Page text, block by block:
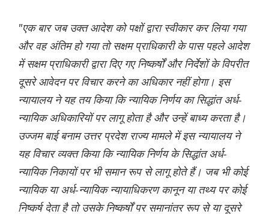
"एक बार जब उक्त आदेश को पक्षों द्वारा स्वीकार कर लिया गया
और वह अंतिम हो गया तो सक्षम प्राधिकारी के पास पहले आदेश
में सक्षम प्राधिकारी द्वारा दिए गए निष्कर्षों और निर्देशों के विपरीत
दूसरे आवेदन पर विचार करने का अधिकार नहीं होगा। इस
न्यायालय ने यह तय किया कि न्यायिक निर्णय का सिद्धांत अर्ध-
न्यायिक अधिकारियों पर लागू होता है और उन्हें बाध्य करता है।
उज्जम बाई बनाम उत्तर प्रदेश राज्य मामले में इस न्यायालय ने
यह विचार व्यक्त किया कि न्यायिक निर्णय के सिद्धांत अर्ध-
न्यायिक निकायों पर भी समान रूप से लागू होते हैं। जब भी कोई
न्यायिक या अर्ध-न्यायिक न्यायाधिकरण कानून या तथ्य पर कोई
निष्कर्ष देता है तो उसके निष्कर्षों पर समानांतर रूप से या दूसरे